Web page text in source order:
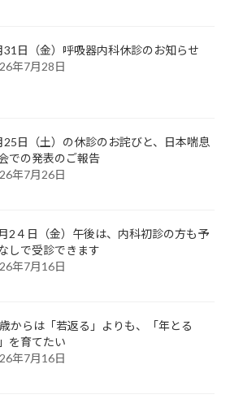
31日（金）呼吸器内科休診のお知らせ
年7月28日
25日（土）の休診のお詫びと、日本喘息
での発表のご報告
年7月26日
2４日（金）午後は、内科初診の方も予
しで受診できます
年7月16日
からは「若返る」よりも、「年とる
を育てたい
年7月16日